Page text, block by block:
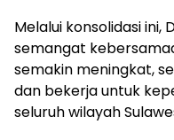
Melalui konsolidasi ini,
semangat
semakin meningkat,
dan bekerja untuk
seluruh wilayah